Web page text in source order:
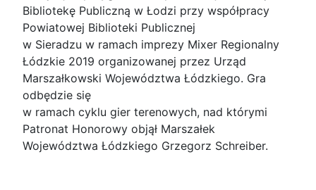
Bibliotekę Publiczną w Łodzi przy współpracy
Powiatowej Biblioteki Publicznej
w Sieradzu w ramach imprezy Mixer Regionalny
Łódzkie 2019 organizowanej przez Urząd
Marszałkowski Województwa Łódzkiego. Gra
odbędzie się
w ramach cyklu gier terenowych, nad którymi
Patronat Honorowy objął Marszałek
Województwa Łódzkiego Grzegorz Schreiber.